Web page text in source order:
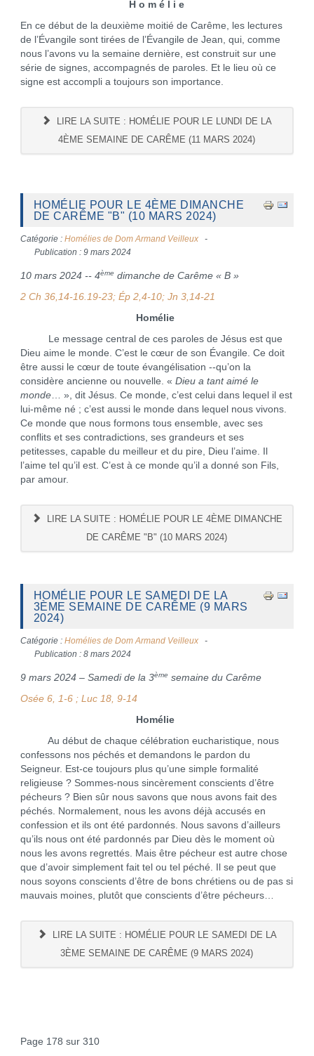
H o m é l i e
En ce début de la deuxième moitié de Carême, les lectures
de l’Évangile sont tirées de l’Évangile de Jean, qui, comme
nous l’avons vu la semaine dernière, est construit sur une
série de signes, accompagnés de paroles. Et le lieu où ce
signe est accompli a toujours son importance.
LIRE LA SUITE : HOMÉLIE POUR LE LUNDI DE LA
4ÈME SEMAINE DE CARÊME (11 MARS 2024)
HOMÉLIE POUR LE 4ÈME DIMANCHE
DE CARÊME "B" (10 MARS 2024)
Catégorie : Homélies de Dom Armand Veilleux
Publication : 9 mars 2024
10 mars 2024 -- 4ème dimanche de Carême « B »
2 Ch 36,14-16.19-23; Ép 2,4-10; Jn 3,14-21
Homélie
Le message central de ces paroles de Jésus est que
Dieu aime le monde. C’est le cœur de son Évangile. Ce doit
être aussi le cœur de toute évangélisation --qu’on la
considère ancienne ou nouvelle. « Dieu a tant aimé le
monde… », dit Jésus. Ce monde, c’est celui dans lequel il est
lui-même né ; c’est aussi le monde dans lequel nous vivons.
Ce monde que nous formons tous ensemble, avec ses
conflits et ses contradictions, ses grandeurs et ses
petitesses, capable du meilleur et du pire, Dieu l’aime. Il
l’aime tel qu’il est. C’est à ce monde qu’il a donné son Fils,
par amour.
LIRE LA SUITE : HOMÉLIE POUR LE 4ÈME DIMANCHE
DE CARÊME "B" (10 MARS 2024)
HOMÉLIE POUR LE SAMEDI DE LA
3ÈME SEMAINE DE CARÊME (9 MARS
2024)
Catégorie : Homélies de Dom Armand Veilleux
Publication : 8 mars 2024
9 mars 2024 – Samedi de la 3ème semaine du Carême
Osée 6, 1-6 ; Luc 18, 9-14
Homélie
Au début de chaque célébration eucharistique, nous
confessons nos péchés et demandons le pardon du
Seigneur. Est-ce toujours plus qu’une simple formalité
religieuse ? Sommes-nous sincèrement conscients d’être
pécheurs ? Bien sûr nous savons que nous avons fait des
péchés. Normalement, nous les avons déjà accusés en
confession et ils ont été pardonnés. Nous savons d’ailleurs
qu’ils nous ont été pardonnés par Dieu dès le moment où
nous les avons regrettés. Mais être pécheur est autre chose
que d’avoir simplement fait tel ou tel péché. Il se peut que
nous soyons conscients d’être de bons chrétiens ou de pas si
mauvais moines, plutôt que conscients d’être pécheurs…
LIRE LA SUITE : HOMÉLIE POUR LE SAMEDI DE LA
3ÈME SEMAINE DE CARÊME (9 MARS 2024)
Page 178 sur 310